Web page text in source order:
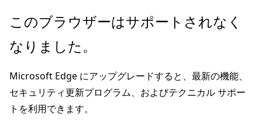
メ
ン
ン
テ
ン
このブラウザーはサポートされなく
なりました。
Microsoft Edge にアップグレードすると、最新の機能、
セキュリティ更新プログラム、およびテクニカル サポー
トを利用できます。